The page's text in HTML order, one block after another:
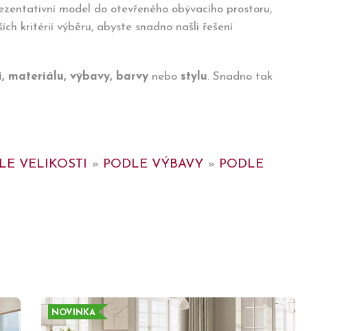
model do otevřeného obývacího prostoru,
kritérií výběru, abyste snadno našli řešení
materiálu, výbavy, barvy nebo stylu. Snadno tak
VELIKOSTI » PODLE VÝBAVY » PODLE
NOVINKA